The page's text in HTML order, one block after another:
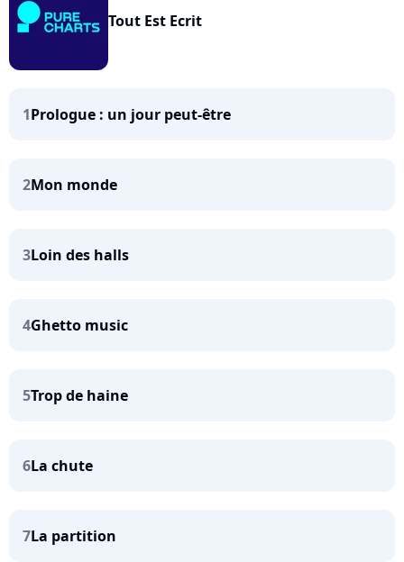
Tout Est Ecrit
1Prologue : un jour peut-être
2Mon monde
3Loin des halls
4Ghetto music
5Trop de haine
6La chute
7La partition